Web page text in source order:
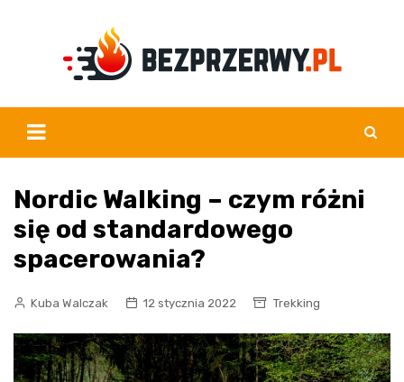
Nordic Walking – czym różni
się od standardowego
spacerowania?
Kuba Walczak 12 stycznia 2022 Trekking